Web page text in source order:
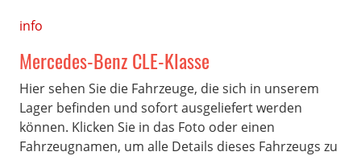
info
Mercedes-Benz CLE-Klasse
Hier sehen Sie die Fahrzeuge, die sich in unserem
Lager befinden und sofort ausgeliefert werden
können. Klicken Sie in das Foto oder einen
Fahrzeugnamen, um alle Details dieses Fahrzeugs zu